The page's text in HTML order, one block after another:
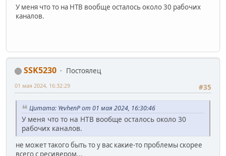
У меня что то на НТВ вообще осталось около 30 рабочих
каналов.
SSK5230
Постоялец
#35
01 мая 2024, 16:32:29
Цитата: YevhenP от 01 мая 2024, 16:30:46
У меня что то на НТВ вообще осталось около 30
рабочих каналов.
не может такого быть то у вас какие-то проблемы скорее